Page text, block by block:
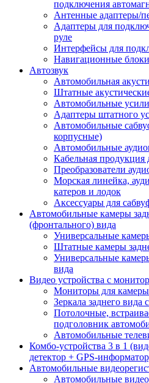
подключения
Антенные адаптеры/
Адаптеры для
руле
Интерфейсы для
Навигационные
Автозвук
Автомобильная
Штатные
Автомобильные
Адаптеры штатного
Автомобильные
корпусные)
Автомобильные
Кабельная продукция
Преобразователи
Морская линейка,
катеров и лодок
Аксессуары для
Автомобильные камеры
(фронтального) вида
Универсальные
Штатные камеры
Универсальные
вида
Видео устройства c
Мониторы для камеры
Зеркала заднего
Потолочные,
подголовник
Автомобильные
Комбо-устройства 3 в 1
детектор + GPS-
Автомобильные
Автомобильные